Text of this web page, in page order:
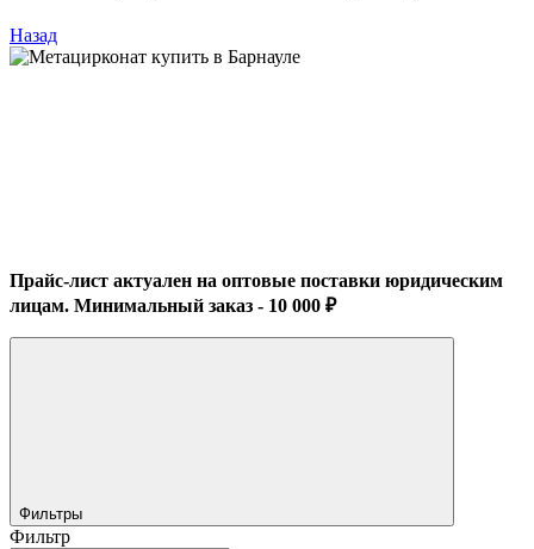
Назад
Прайс-лист актуален на оптовые поставки юридическим
лицам. Минимальный заказ - 10 000 ₽
Фильтры
Фильтр